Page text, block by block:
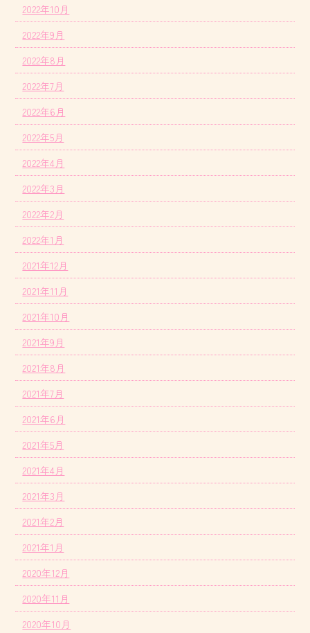
2022年10月
2022年9月
2022年8月
2022年7月
2022年6月
2022年5月
2022年4月
2022年3月
2022年2月
2022年1月
2021年12月
2021年11月
2021年10月
2021年9月
2021年8月
2021年7月
2021年6月
2021年5月
2021年4月
2021年3月
2021年2月
2021年1月
2020年12月
2020年11月
2020年10月